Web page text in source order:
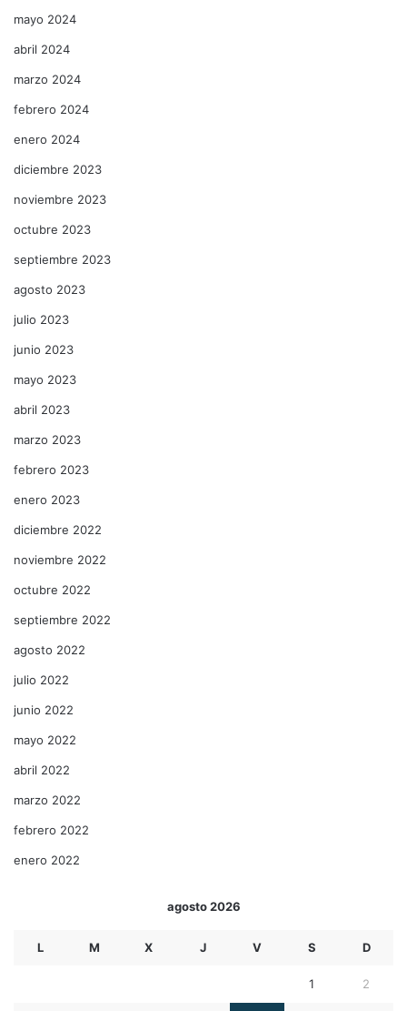
mayo 2024
abril 2024
marzo 2024
febrero 2024
enero 2024
diciembre 2023
noviembre 2023
octubre 2023
septiembre 2023
agosto 2023
julio 2023
junio 2023
mayo 2023
abril 2023
marzo 2023
febrero 2023
enero 2023
diciembre 2022
noviembre 2022
octubre 2022
septiembre 2022
agosto 2022
julio 2022
junio 2022
mayo 2022
abril 2022
marzo 2022
febrero 2022
enero 2022
agosto 2026
L M X J V S D
1 2